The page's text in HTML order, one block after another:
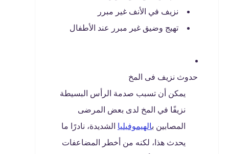
نزيف في الأنف غير مبرر
تهيج وضيق غير مبرر عند الأطفال
حدوث نزيف فى المخ
يمكن أن تسبب صدمة الرأس البسيطة
نزيفًا في المخ لدى بعض المرضى
المصابين بالهيموفيليا الشديدة، نادرًا ما
يحدث هذا، لكنه من أخطر المضاعفات